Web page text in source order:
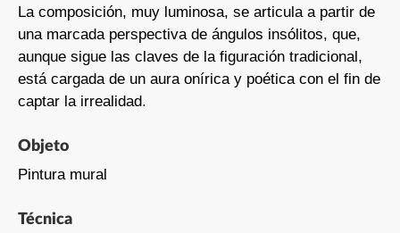
La composición, muy luminosa, se articula a partir de
una marcada perspectiva de ángulos insólitos, que,
aunque sigue las claves de la figuración tradicional,
está cargada de un aura onírica y poética con el fin de
captar la irrealidad.
Objeto
Pintura mural
Técnica